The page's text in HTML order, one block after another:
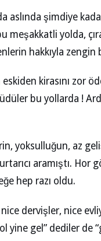
aslında şimdiye
meşakkatli yolda,
hakkıyla zengin
kirasını zor
bu yollarda !
yoksulluğun, az
aramıştı. Hor
hep razı oldu.
dervişler, nice
yine gel” dediler de